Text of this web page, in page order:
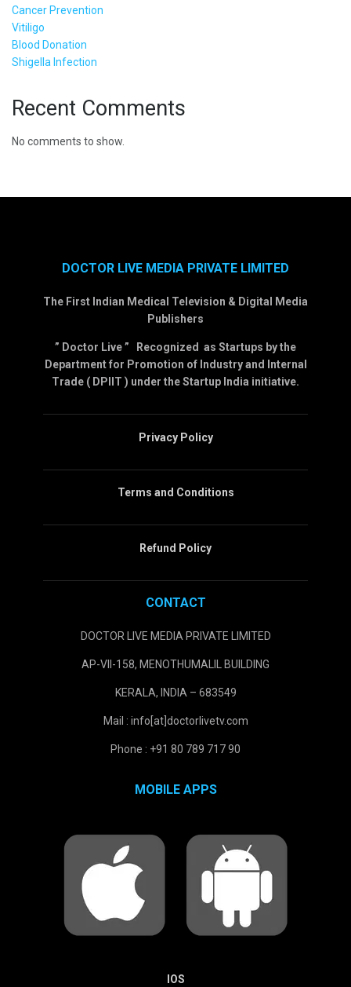
Cancer Prevention
Vitiligo
Blood Donation
Shigella Infection
Recent Comments
No comments to show.
DOCTOR LIVE MEDIA PRIVATE LIMITED
The First Indian Medical Television & Digital Media
Publishers
” Doctor Live ” Recognized as Startups by the
Department for Promotion of Industry and Internal
Trade ( DPIIT ) under the Startup India initiative.
Privacy Policy
Terms and Conditions
Refund Policy
CONTACT
DOCTOR LIVE MEDIA PRIVATE LIMITED
AP-VII-158, MENOTHUMALIL BUILDING
KERALA, INDIA – 683549
Mail : info[at]doctorlivetv.com
Phone : +91 80 789 717 90
MOBILE APPS
IOS